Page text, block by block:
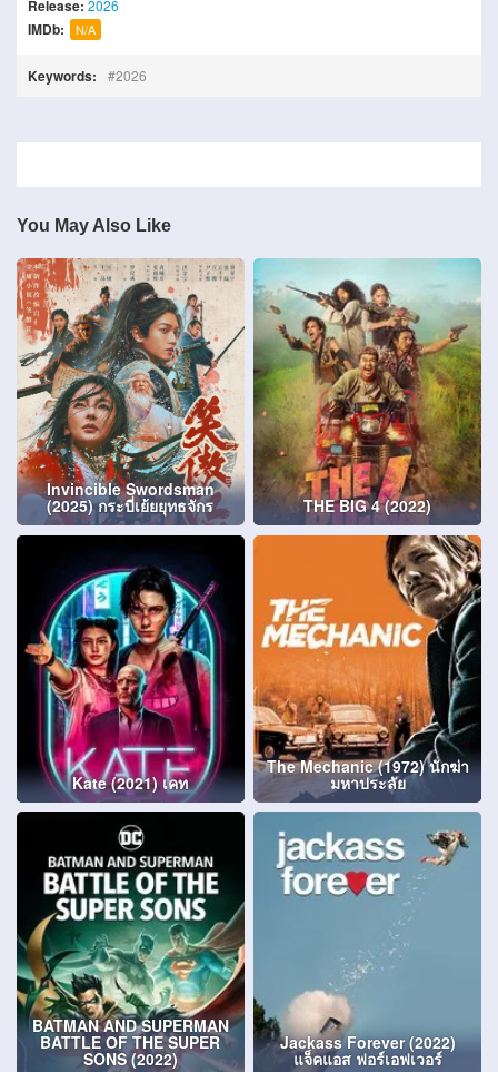
Release: 2026
IMDb: N/A
Keywords: 2026
You May Also Like
Invincible Swordsman
(2025) กระบี่เย้ยยุทธจักร THE BIG 4 (2022)
Kate (2021) เคท
The Mechanic (1972) นักฆ่า
มหาประลัย
BATMAN AND SUPERMAN
BATTLE OF THE SUPER
SONS (2022)
Jackass Forever (2022)
แจ็คแอส ฟอร์เอฟเวอร์